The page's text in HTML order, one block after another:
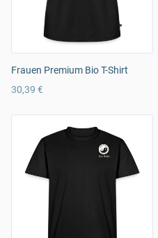
Frauen Premium Bio T-Shirt
30,39 €